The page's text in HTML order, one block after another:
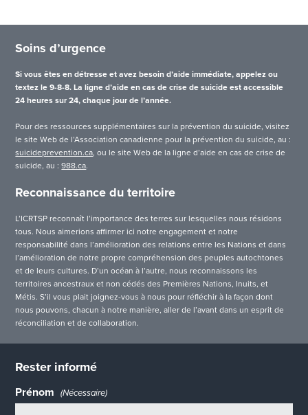
Soins d’urgence
Si vous êtes en détresse et avez besoin d’aide immédiate, appelez ou
textez le 9-8-8. La ligne d’aide en cas de crise de suicide est accessible
24 heures sur 24, chaque jour de l’année.
Pour des ressources supplémentaires sur la prévention du suicide, visitez
le site Web de l’Association canadienne pour la prévention du suicide, au :
suicideprevention.ca, ou le site Web de la ligne d’aide en cas de crise de
suicide, au :988.ca.
Reconnaissance du territoire
L’ICRTSP reconnaît l’importance des terres sur lesquelles nous résidons
tous. Nous aimerions affirmer ici notre engagement et notre
responsabilité dans l’amélioration des relations entre les Nations et dans
l’amélioration de notre propre compréhension des peuples autochtones
et de leurs cultures. D’un océan à l’autre, nous reconnaissons les
territoires ancestraux et non cédés des Premières Nations, Inuits, et
Métis. S’il vous plait joignez-vous à nous pour réfléchir à la façon dont
nous pouvons, chacun à notre manière, aller de l’avant dans un esprit de
réconciliation et de collaboration.
Rester informé
Prénom (Nécessaire)